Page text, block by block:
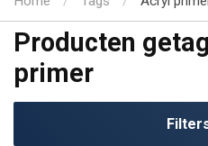
Producten
primer